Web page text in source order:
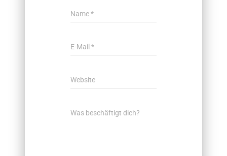
Name*
E-Mail *
Website
Was beschäftigt dich?